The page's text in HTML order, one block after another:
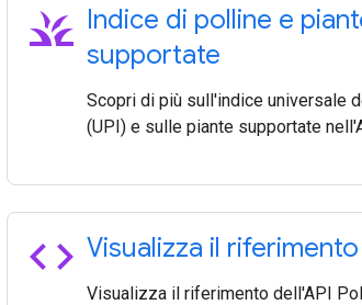
grass Indice di polline e
supportate
Scopri di più sull'indice universale
(UPI) e sulle piante supportate
code Visualizza il riferimento
Visualizza il riferimento dell'API